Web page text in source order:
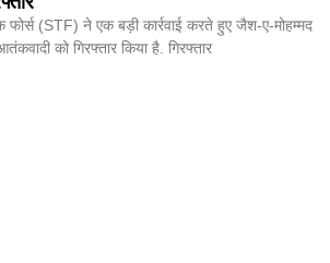
(STF) ने एक बड़ी कार्रवाई करते हुए जैश-ए-मोहम्मद
को गिरफ्तार किया है. गिरफ्तार